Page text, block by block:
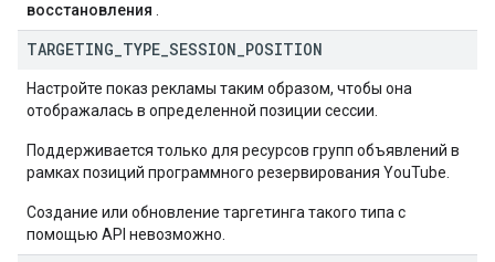
восстановления
TARGETING TYPE SESSION POSITION
Настройте показ рекламы таким образом, чтобы она
отображалась в определенной позиции сессии.
Поддерживается только для ресурсов групп объявлений в
рамках позиций программного резервирования YouTube.
Создание или обновление таргетинга такого типа с
помощью API невозможно.